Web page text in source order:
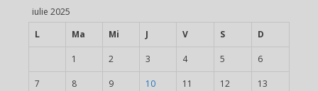
iulie 2025
L
Ma Mi J V S D
1 2 3 4 5 6
7 8 9 10 11 12 13